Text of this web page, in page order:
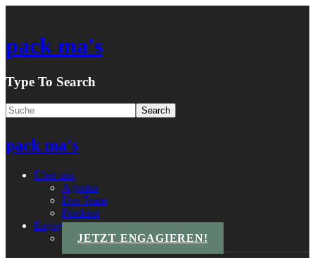
pack ma's
Type To Search
pack ma's
Über uns
Agentur
Das Team
Förderer
Engagements
JETZT ENGAGIEREN!